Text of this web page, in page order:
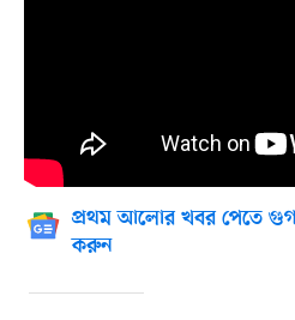
প্রথম আলোর খবর পেতে
করুন